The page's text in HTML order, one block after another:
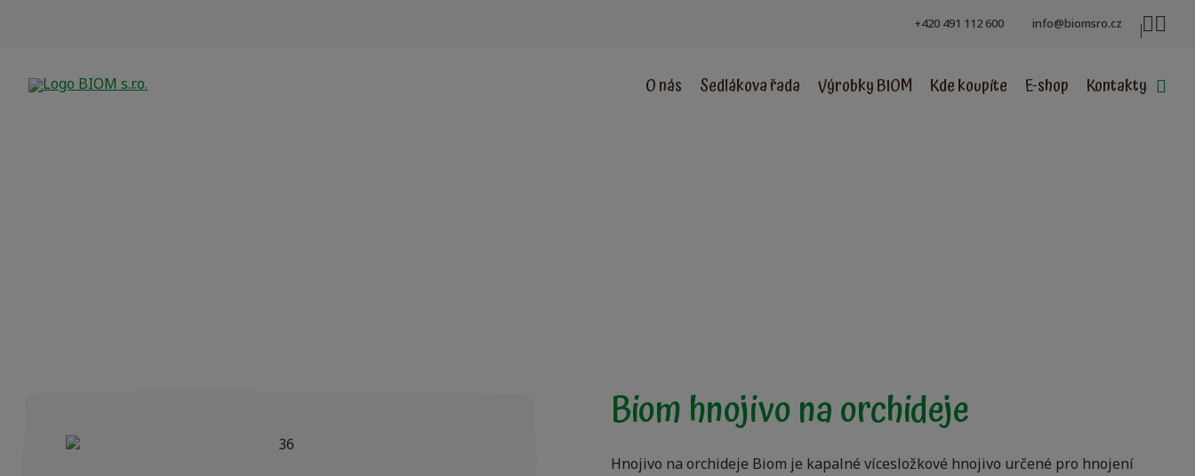
+420 491 112 600 info@biomsro.cz
O nás Sedlákova řada Výrobky BIOM Kde koupíte E-shop Kontakty
Biom hnojivo na orchideje
Hnojivo na orchideje Biom je kapalné vícesložkové hnojivo určené pro hnojení